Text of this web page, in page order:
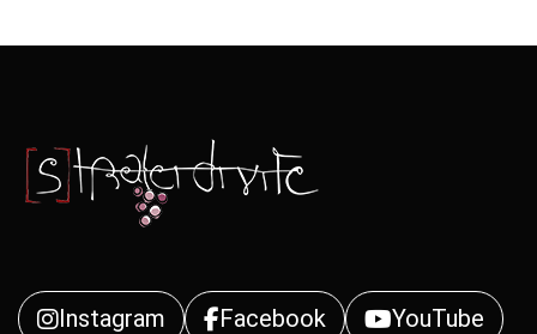
Instagram Facebook
YouTube